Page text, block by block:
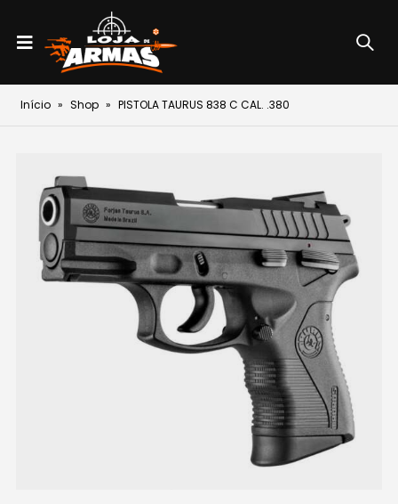
Início » Shop » PISTOLA TAURUS 838 C CAL. .380